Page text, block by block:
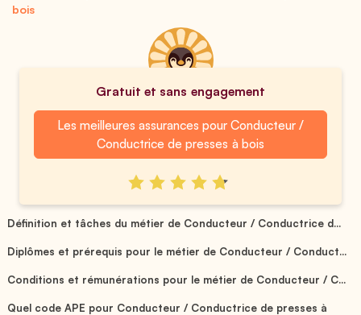
bois
Gratuit et sans engagement
Les meilleures assurances pour Conducteur /
Conductrice de presses à bois
Définition et tâches du métier de Conducteur / Conductrice d...
Diplômes et prérequis pour le métier de Conducteur / Conduct...
Conditions et rémunérations pour le métier de Conducteur / C...
Quel code APE pour Conducteur / Conductrice de presses à